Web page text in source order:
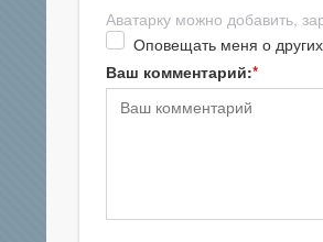
Аватарку можно добавить,
Оповещать меня о
Ваш комментарий: